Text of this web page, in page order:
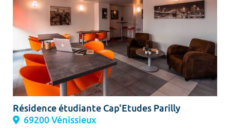
Résidence étudiante Cap'Etudes Parilly
69200 Vénissieux